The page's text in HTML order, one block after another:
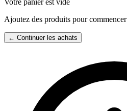
Ajoutez des produits pour commencer
← Continuer les achats